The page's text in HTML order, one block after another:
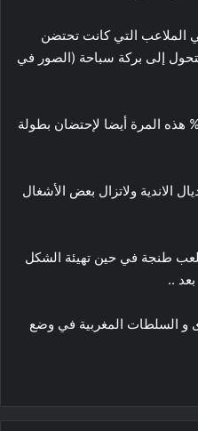
في الملاعب التي كانت تحتضن
تتحول إلى بركة سباحة (الصور في
الملاعب ليست جاهزة بنسبة 100% هذه المرة أيضا لإحتضان بطولة
الاندية ولاتزال بعض الأشغال
طنجة في حين تهيئة الشكل
..
و السلطات المغربية في وضع